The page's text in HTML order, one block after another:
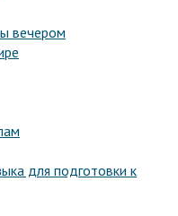
вечером
для подготовки к